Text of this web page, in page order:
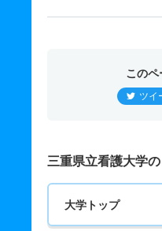
このペ
ツイ
三重県立看護大学
大学トップ